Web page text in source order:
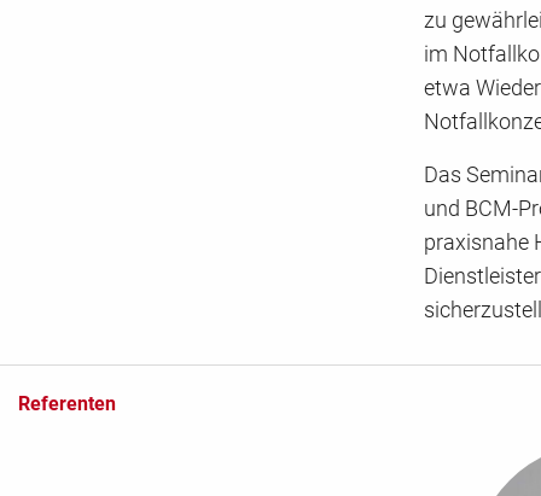
zu
im
etwa
Das
und BCM-
praxisnahe
Referenten